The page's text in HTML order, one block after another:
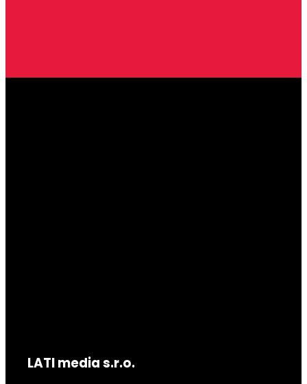
LATI media s.r.o.